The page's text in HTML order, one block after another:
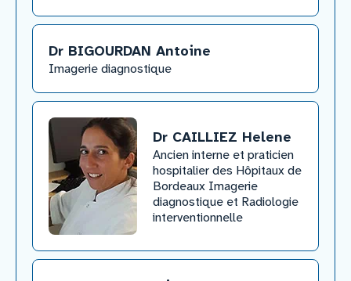
Dr BIGOURDAN Antoine
​Imagerie diagnostique
Dr CAILLIEZ Helene
​Ancien interne et praticien
hospitalier des Hôpitaux de
Bordeaux Imagerie
diagnostique et Radiologie
interventionnelle